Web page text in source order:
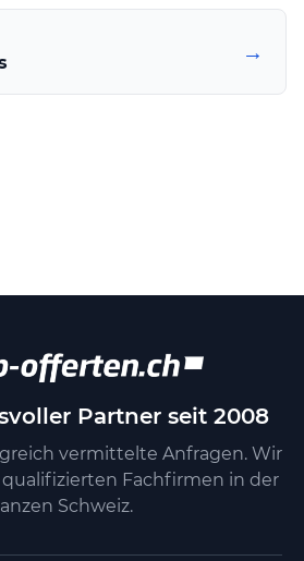
→
Partner seit 2008
vermittelte Anfragen. Wir
Fachfirmen in der
Schweiz.